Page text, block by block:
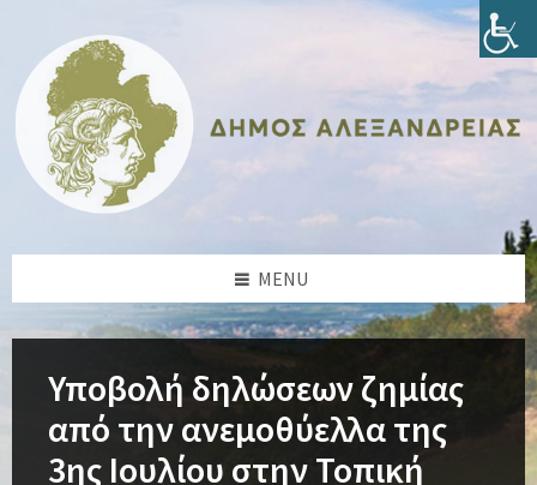
content
sidebar
sidebar
footer
MENU
Υποβολή δηλώσεων ζημίας
από την ανεμοθύελλα της
3ης Ιουλίου στην Τοπική